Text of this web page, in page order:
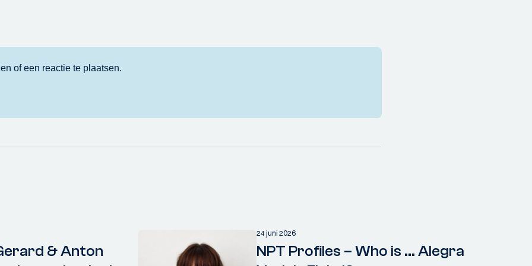
& Anton
24 juni 2026
NPT Profiles – Who is ... Alegra